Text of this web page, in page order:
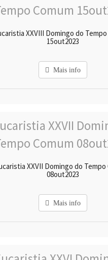
XXVIII Domingo do
15out2023
Mais info
XXVII Domingo do Tempo
08out2023
Mais info